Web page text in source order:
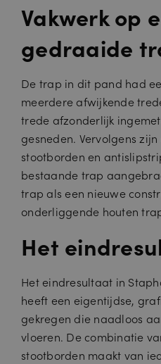
Vakwerk op
gedraaide
De trap in dit pand had
meerdere afwijkende
trede afzonderlijk
gesneden. Vervolgens
stootborden en
bestaande trap
trap als een nieuwe
onderliggende houten
Het
Het eindresultaat in
heeft een eigentijdse,
gekregen die naadloos
vloeren. De combinatie
stootborden maakt van